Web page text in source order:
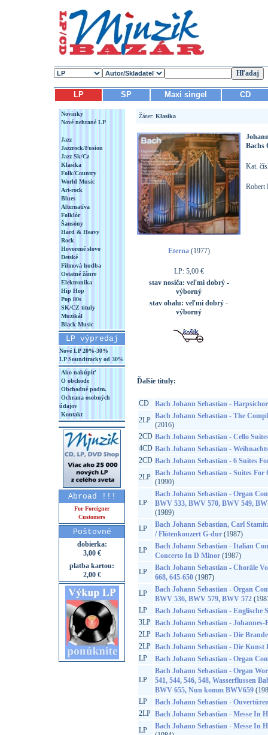
LP SP Maxi singel CD
Novinky
Nové nehrané LP
Jazz
Jazzrock/Fusion
Jazz Sk/Cz
Klasika
Folk/Country
World Music
Art-rock
Blues
Alternatíva
Folklór
Šansóny
Hard & Heavy
Rock
Hovorené slovo
Detské
Filmová hudba
Ostatné žánre
Elektronika
Hip Hop
Pop 80s
SK/CZ tituly
Muzikál
Black Music
LP výpredaj
Nové LP 20%-30%
LP Soundtracky od 30%
Ako nakúpiť
O obchode
Obchodné podm.
Ochrana osobných
údajov
Kontakt
Abroad !!!
For Foreigner
Customers
Poštovné
dobierka:
3,00 €
platba kartou:
2,00 €
Žáner: Klasika
Eterna(1977)
LP: 5,00 €
stav nosiča: veľmi dobrý -
výborný
stav obalu: veľmi dobrý -
výborný
Bachs
Kat.
Robert
Ďalšie tituly:
CD
Bach Johann Sebastian -
2LP Bach Johann Sebastian - The
(2016)
2CD Bach Johann Sebastian - Cello
4CD Bach Johann Sebastian -
2CD Bach Johann Sebastian - 6 Suites
2LP Bach Johann Sebastian - Suites For
(1990)
LP
Bach Johann Sebastian - Organ
BWV 533, BWV 570, BWV 549,
(1989)
LP
Bach Johann Sebastian, Carl
/ Flötenkonzert G-dur(1987)
LP
Bach Johann Sebastian - Italian
Concerto In D Minor(1987)
LP
Bach Johann Sebastian - Choräle
668, 645-650(1987)
LP
Bach Johann Sebastian - Organ
BWV 536, BWV 579, BWV 572
LP
Bach Johann Sebastian - Englische
3LP Bach Johann Sebastian - Johannes-
2LP Bach Johann Sebastian - Die
2LP Bach Johann Sebastian - Die Kunst
LP
Bach Johann Sebastian - Organ
LP
Bach Johann Sebastian - Organ
541, 544, 546, 548, Wasserflussen
BWV 655, Nun komm BWV659
LP
Bach Johann Sebastian -
2LP Bach Johann Sebastian - Messe In
LP
Bach Johann Sebastian - Messe In